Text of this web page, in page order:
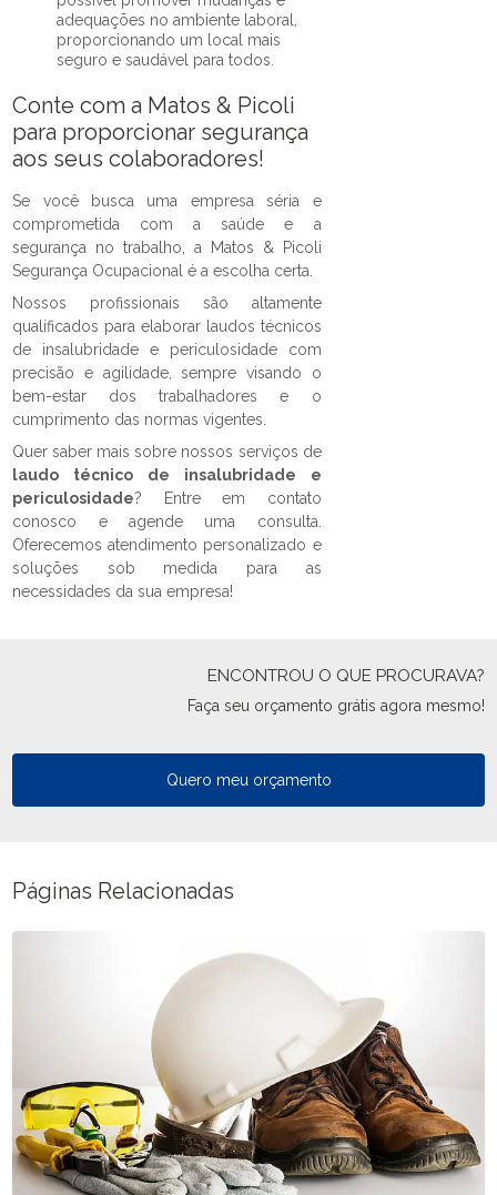
adequações no ambiente laboral,
proporcionando um local mais
seguro e saudável para todos.
Conte com a Matos & Picoli
para proporcionar segurança
aos seus colaboradores!
Se você busca uma empresa séria e
comprometida com a saúde e a
segurança no trabalho, a Matos & Picoli
Segurança Ocupacional é a escolha certa.
Nossos profissionais são altamente
qualificados para elaborar laudos técnicos
de insalubridade e periculosidade com
precisão e agilidade, sempre visando o
bem-estar dos trabalhadores e o
cumprimento das normas vigentes.
Quer saber mais sobre nossos serviços de
laudo técnico de insalubridade e
periculosidade? Entre em contato
conosco e agende uma consulta.
Oferecemos atendimento personalizado e
soluções sob medida para as
necessidades da sua empresa!
ENCONTROU O QUE PROCURAVA?
Faça seu orçamento grátis agora mesmo!
Quero meu orçamento
Páginas Relacionadas